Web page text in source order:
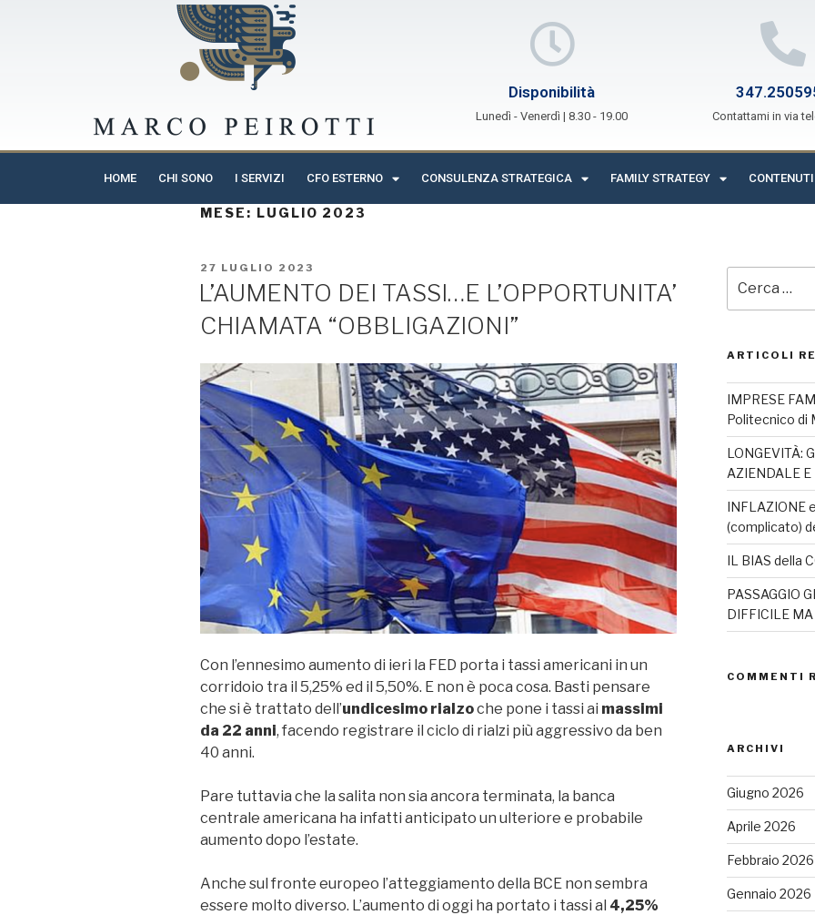
Disponibilità
Lunedì - Venerdì | 8.30 - 19.00 Contattami in via
HOME CHI SONO I SERVIZI CFO ESTERNO CONSULENZA STRATEGICA FAMILY STRATEGY
MESE: LUGLIO 2023
27 LUGLIO 2023
L’AUMENTO DEI TASSI…E L’OPPORTUNITA’
CHIAMATA “OBBLIGAZIONI”
Con l’ennesimo aumento di ieri la FED porta i tassi americani in un
corridoio tra il 5,25% ed il 5,50%. E non è poca cosa. Basti pensare
che si è trattato dell’undicesimo rialzoche pone i tassi ai massimi
da 22 anni, facendo registrare il ciclo di rialzi più aggressivo da ben
40 anni.
Pare tuttavia che la salita non sia ancora terminata, la banca
centrale americana ha infatti anticipato un ulteriore e probabile
aumento dopo l’estate.
Anche sul fronte europeo l’atteggiamento della BCE non sembra
essere molto diverso. L’aumento di oggi ha portato i tassi al 4,25%
ARTICOLI
IMPRESE
Politecnico di
LONGEVITÀ:
AZIENDALE
INFLAZIONE
(complicato)
IL BIAS della
PASSAGGIO
DIFFICILE MA
COMMENTI
ARCHIVI
Giugno 2026
Aprile 2026
Febbraio 2026
Gennaio 2026